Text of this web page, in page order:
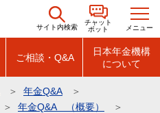
サイト内検索
チャット
ボット
メニュー
ご相談・Q&A
日本年金機構
について
年金Q&A
年金Q&A （概要）